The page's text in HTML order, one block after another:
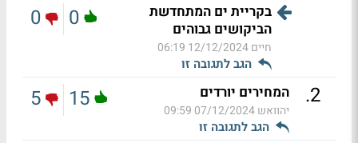
בקריית ים המתחדשת
הביקושים גבוהים
חיים12/12/2024 06:19
הגב לתגובה זו
0
0
2
. המחירים יורדים
יהוואש07/12/2024 09:59
הגב לתגובה זו
15
5